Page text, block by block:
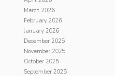
March 2026
February 2026
January 2026
December 2025
November 2025
October 2025
September 2025